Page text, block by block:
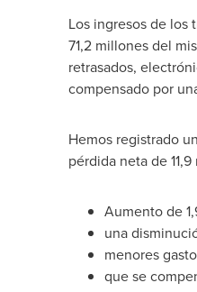
Los ingresos de los
71,2 millones del
retrasados,
compensado por
Hemos registrado
pérdida neta de
Aumento de
una
menores
que se